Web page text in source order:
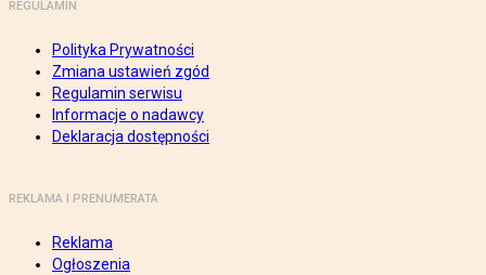
REGULAMIN
Polityka Prywatności
Zmiana ustawień zgód
Regulamin serwisu
Informacje o nadawcy
Deklaracja dostępności
REKLAMA I PRENUMERATA
Reklama
Ogłoszenia